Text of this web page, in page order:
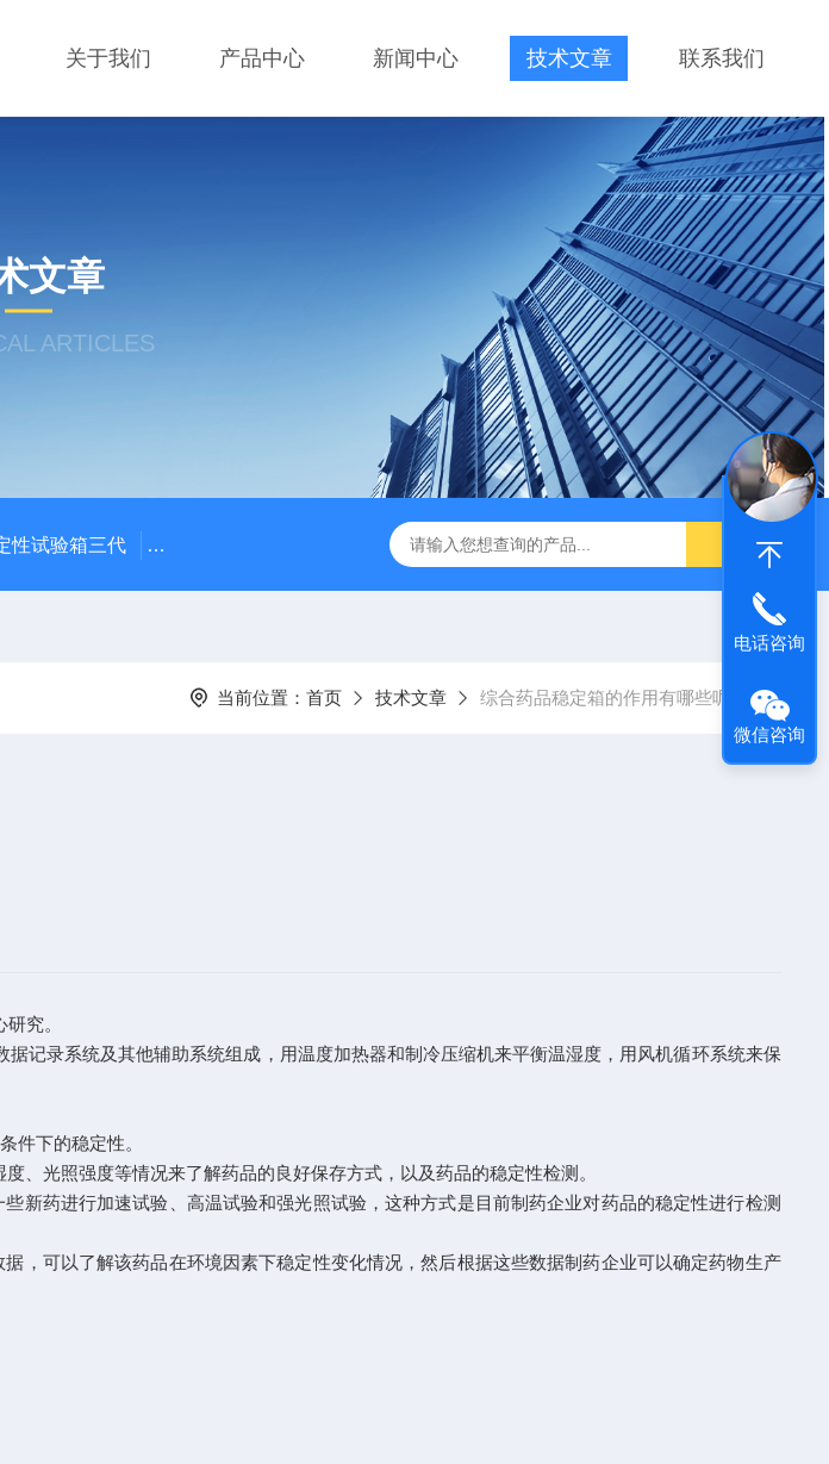
关于我们 产品中心 新闻中心 技术文章 联系我们
文章
ARTICLES
性试验箱三代 QF-**HS-T恒温恒湿箱 QF-***GD-T药品强光照射试验箱 QF-SD-2T药品
当前位置： 首页 技术文章 综合药品稳定箱的作用有哪些呢？
究。
录系统及其他辅助系统组成，用温度加热器和制冷压缩机来平衡温湿度，用风机循环系统来保
下的稳定性。
光照强度等情况来了解药品的良好保存方式，以及药品的稳定性检测。
药进行加速试验、高温试验和强光照试验，这种方式是目前制药企业对药品的稳定性进行检测
可以了解该药品在环境因素下稳定性变化情况，然后根据这些数据制药企业可以确定药物生产
电话咨询
微信咨询